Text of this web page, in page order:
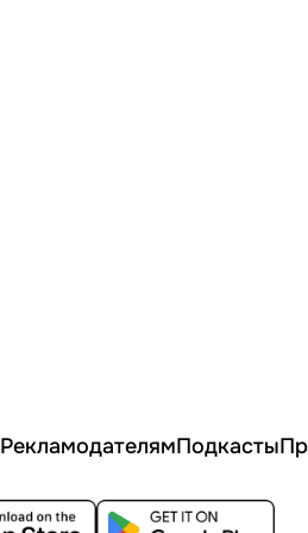
РекламодателямПодкасты